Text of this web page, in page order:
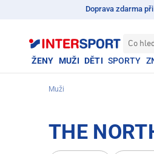
Doprava zdarma
Co
ŽENY MUŽI DĚTI SPORTY
Muži
THE